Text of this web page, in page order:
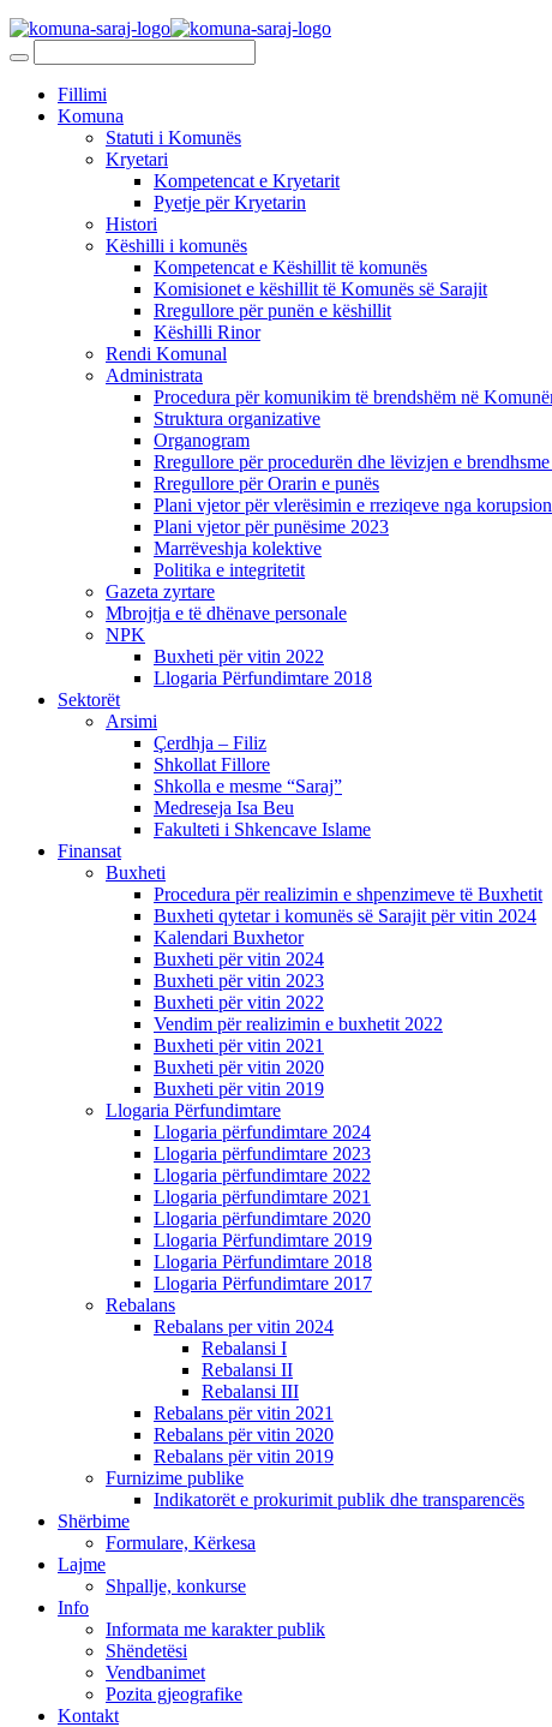
Fillimi
Komuna
Statuti i Komunës
Kryetari
Kompetencat e Kryetarit
Pyetje për Kryetarin
Histori
Këshilli i komunës
Kompetencat e Këshillit të komunës
Komisionet e këshillit të Komunës së Sarajit
Rregullore për punën e këshillit
Këshilli Rinor
Rendi Komunal
Administrata
Procedura për komunikim të brendshëm në
Struktura organizative
Organogram
Rregullore për procedurën dhe lëvizjen e
Rregullore për Orarin e punës
Plani vjetor për vlerësimin e rreziqeve nga
Plani vjetor për punësime 2023
Marrëveshja kolektive
Politika e integritetit
Gazeta zyrtare
Mbrojtja e të dhënave personale
NPK
Buxheti për vitin 2022
Llogaria Përfundimtare 2018
Sektorët
Arsimi
Çerdhja – Filiz
Shkollat Fillore
Shkolla e mesme “Saraj”
Medreseja Isa Beu
Fakulteti i Shkencave Islame
Finansat
Buxheti
Procedura për realizimin e shpenzimeve të Buxhetit
Buxheti qytetar i komunës së Sarajit për vitin 2024
Kalendari Buxhetor
Buxheti për vitin 2024
Buxheti për vitin 2023
Buxheti për vitin 2022
Vendim për realizimin e buxhetit 2022
Buxheti për vitin 2021
Buxheti për vitin 2020
Buxheti për vitin 2019
Llogaria Përfundimtare
Llogaria përfundimtare 2024
Llogaria përfundimtare 2023
Llogaria përfundimtare 2022
Llogaria përfundimtare 2021
Llogaria përfundimtare 2020
Llogaria Përfundimtare 2019
Llogaria Përfundimtare 2018
Llogaria Përfundimtare 2017
Rebalans
Rebalans per vitin 2024
Rebalansi I
Rebalansi II
Rebalansi III
Rebalans për vitin 2021
Rebalans për vitin 2020
Rebalans për vitin 2019
Furnizime publike
Indikatorët e prokurimit publik dhe transparencës
Shërbime
Formulare, Kërkesa
Lajme
Shpallje, konkurse
Info
Informata me karakter publik
Shëndetësi
Vendbanimet
Pozita gjeografike
Kontakt